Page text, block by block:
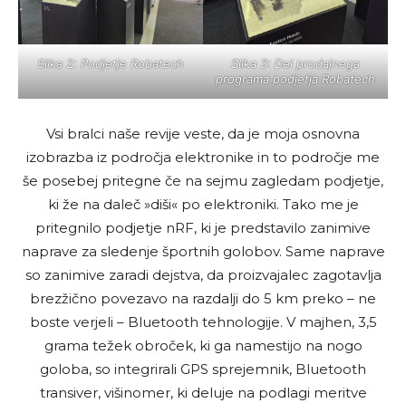
Slika 2: Podjetje Robatech
Slika 3: Del prodajnega
programa podjetja Robatech
Vsi bralci naše revije veste, da je moja osnovna
izobrazba iz področja elektronike in to področje me
še posebej pritegne če na sejmu zagledam podjetje,
ki že na daleč »diši« po elektroniki. Tako me je
pritegnilo podjetje nRF, ki je predstavilo zanimive
naprave za sledenje športnih golobov. Same naprave
so zanimive zaradi dejstva, da proizvajalec zagotavlja
brezžično povezavo na razdalji do 5 km preko – ne
boste verjeli – Bluetooth tehnologije. V majhen, 3,5
grama težek obroček, ki ga namestijo na nogo
goloba, so integrirali GPS sprejemnik, Bluetooth
transiver, višinomer, ki deluje na podlagi meritve